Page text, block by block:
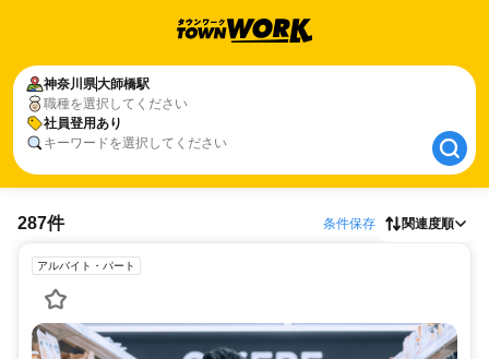
神奈川県大師橋駅
職種を選択してください
社員登用あり
キーワードを選択してください
神奈川県大師橋駅
社員登用あり
287件 条件保存 関連度順
アルバイト・パート